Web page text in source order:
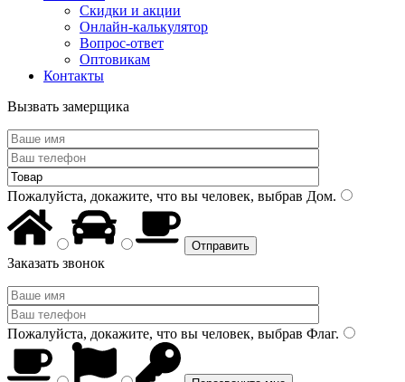
Скидки и акции
Онлайн-калькулятор
Вопрос-ответ
Оптовикам
Контакты
Вызвать замерщика
Пожалуйста, докажите, что вы человек, выбрав Дом.
Заказать звонок
Пожалуйста, докажите, что вы человек, выбрав Флаг.